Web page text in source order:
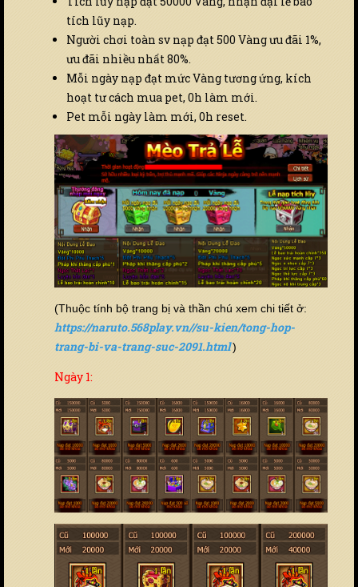
tích lũy nạp.
Người chơi toàn sv nạp đạt 500 Vàng ưu đãi 1%,
ưu đãi nhiều nhất 80%.
Mỗi ngày nạp đạt mức Vàng tương ứng, kích
hoạt tư cách mua pet, 0h làm mới.
Pet mỗi ngày làm mới, 0h reset.
(Thuộc tính bộ trang bị và thần chú xem chi tiết ở:
https://naruto.568play.vn//su-kien/tong-hop-
trang-bi-va-trang-suc-2091.html)
Ngày 1: